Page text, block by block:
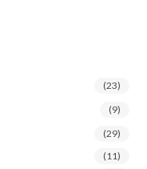
(23)
(9)
(29)
(11)